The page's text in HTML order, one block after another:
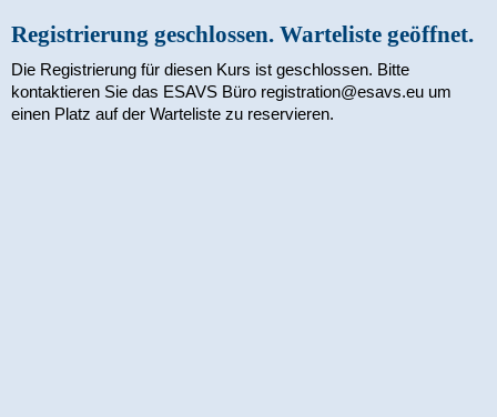
Registrierung geschlossen. Warteliste geöffnet.
Die Registrierung für diesen Kurs ist geschlossen. Bitte
kontaktieren Sie das ESAVS Büro registration@esavs.eu um
einen Platz auf der Warteliste zu reservieren.